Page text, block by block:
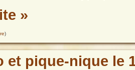
»
)
et pique-nique le